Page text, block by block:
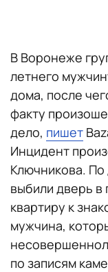
В Воронеже
летнего
дома, после
факту
дело, пишет
Инцидент
Ключникова.
выбили дверь в
квартиру к
мужчина,
по записям